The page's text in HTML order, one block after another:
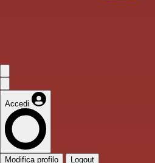
Accedi
Modifica profilo Logout